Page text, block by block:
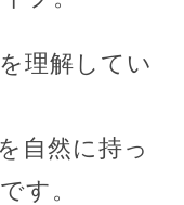
理解してい
自然に持っ
す。